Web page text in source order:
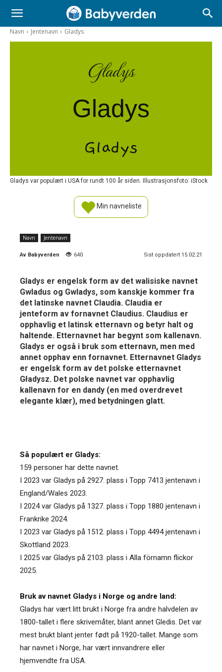
Navn Jentenavn Gladys
Gladys
Gladys
Gladys
Gladys var populært i USA for rundt 100 år siden. Illustrasjonsfoto: iStock
Min navneliste
Navn Jentenavn
Av Babyverden 640 Sist oppdatert 15.02.21
Gladys er engelsk form av det walisiske navnet
Gwladus og Gwladys, som kanskje kommer fra
det latinske navnet Claudia. Claudia er
jenteform av fornavnet Claudius. Claudius er
opphavlig et latinsk etternavn og betyr halt og
haltende. Etternavnet har begynt som kallenavn.
Gladys er også i bruk som etternavn, men med
annet opphav enn fornavnet. Etternavnet Gladys
er engelsk form av det polske etternavnet
Gładysz. Det polske navnet var opphavlig
kallenavn for en dandy (en med overdrevet
elegante klær), med betydningen glatt.
Så populært er Gladys:
159 personer har dette navnet.
I 2023 var Gladys på 2927. plass i Topp 7413 jentenavn i
England/Wales 2023.
I 2024 var Gladys på 1327. plass i Topp 1880 jentenavn i
Frankrike 2024.
I 2023 var Gladys på 1512. plass i Topp 4494 jentenavn i
Skottland 2023.
I 2025 var Gladys på 2103. plass i Alla förnamn flickor
2025.
Bruk av navnet Gladys i Norge og andre land:
Gladys har vært litt brukt i Norge fra andre halvdelen av
1800-tallet i flere skrivemåter, blant annet Gledis. Det var
mest brukt blant jenter født på 1920-tallet. Mange som
har navnet i Norge, har vært innvandrere eller
hjemvendte fra USA.